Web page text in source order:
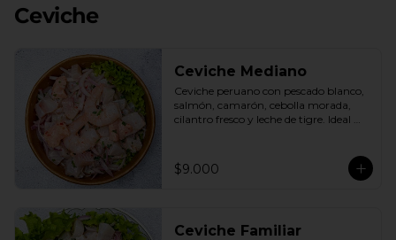
Ceviche
Ceviche Mediano
Ceviche peruano con pescado blanco,
salmón, camarón, cebolla morada,
cilantro fresco y leche de tigre. Ideal
$9.000
Ceviche Familiar